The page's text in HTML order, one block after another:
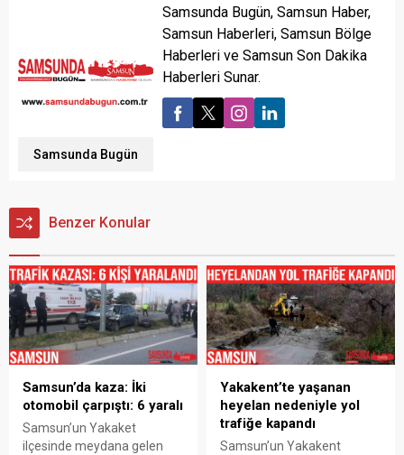
Samsunda Bugün
Samsunda Bugün, Samsun Haber,
Samsun Haberleri, Samsun Bölge
Haberleri ve Samsun Son Dakika
Haberleri Sunar.
Benzer Konular
Samsun’da kaza: İki
otomobil çarpıştı: 6 yaralı
Samsun’un Yakaket
ilçesinde meydana gelen
Yakakent’te yaşanan
heyelan nedeniyle yol
trafiğe kapandı
Samsun’un Yakakent